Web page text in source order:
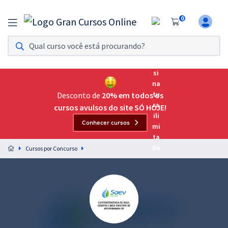
0
Assinatura Ilimitada 11
Acesso a todos os cursos. Teste grátis por 7 dias!
Assinatura OAB Até Passar
Acesso ilimitado a toda preparação para o Exame da
Preparação completa e intensiva para as principais
residências em saúde do Brasil
Desconto de 20% em todos os
cursos avulsos do site SÓ HOJE!
Conhecer cursos
Cursos por Concurso